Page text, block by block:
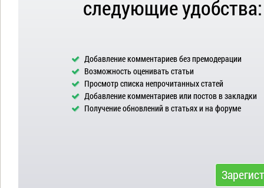
следующие удобства:
Добавление комментариев без премодерации
Возможность оценивать статьи
Просмотр списка непрочитанных статей
Добавление комментариев или постов в закладки
Получение обновлений в статьях и на форуме